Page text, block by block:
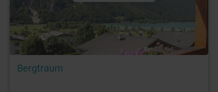
Foto: © booking.com
Bergtraum